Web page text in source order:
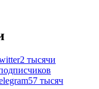
2 тысячи
57 тысяч